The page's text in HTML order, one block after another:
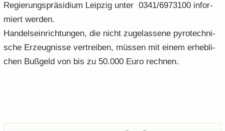
Re­gie­rungs­prä­si­di­um Leip­zig unter 0341/6973100 in­for­
miert wer­den.
Han­dels­ein­rich­tun­gen, die nicht zu­ge­las­se­ne py­ro­tech­ni­
sche Er­zeug­nis­se ver­trei­ben, müs­sen mit einem er­heb­li­
chen Buß­geld von bis zu 50.000 Euro rech­nen.